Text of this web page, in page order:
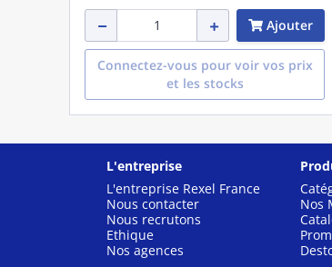
Ajouter
Connectez-vous pour voir vos prix
et les stocks
L'entreprise
L'entreprise Rexel France
Nous contacter
Nous recrutons
Ethique
Nos agences
Nos